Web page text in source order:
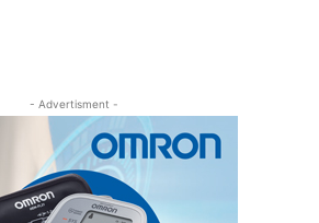
- Advertisment -